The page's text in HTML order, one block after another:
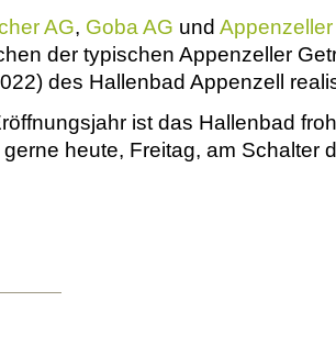
AG, Goba AG und
der typischen Appenzeller
des Hallenbad Appenzell
ist das Hallenbad
heute, Freitag, am Schalter